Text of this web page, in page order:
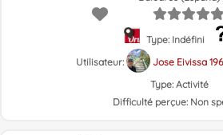
Type: Indéfini
Utilisateur:
Jose Eivissa
Type: Activité
Difficulté perçue: Non